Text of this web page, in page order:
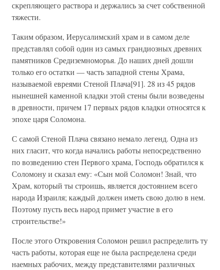
скрепляющего раствора и держались за счет собственной
тяжести.
Таким образом, Иерусалимский храм и в самом деле
представлял собой один из самых грандиозных древних
памятников Средиземноморья. До наших дней дошли
только его остатки — часть западной стены Храма,
называемой евреями Стеной Плача[91]. 28 из 45 рядов
нынешней каменной кладки этой стены были возведены
в древности, причем 17 первых рядов кладки относятся к
эпохе царя Соломона.
С самой Стеной Плача связано немало легенд. Одна из
них гласит, что когда начались работы непосредственно
по возведению стен Первого храма, Господь обратился к
Соломону и сказал ему: «Сын мой Соломон! Знай, что
Храм, который ты строишь, является достоянием всего
народа Израиля; каждый должен иметь свою долю в нем.
Поэтому пусть весь народ примет участие в его
строительстве!»
После этого Откровения Соломон решил распределить ту
часть работы, которая еще не была распределена среди
наемных рабочих, между представителями различных